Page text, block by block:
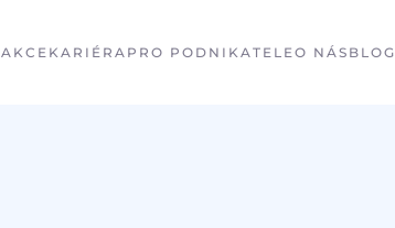
AKCE KARIÉRA PRO PODNIKATELE O NÁS BLOG